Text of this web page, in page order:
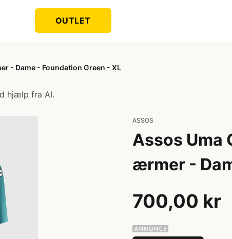
OUTLET
- Dame - Foundation Green - XL
hjælp fra AI.
ASSOS
Assos Uma
ærmer -
700,00 kr